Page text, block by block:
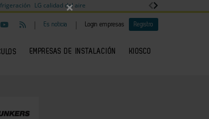
LG calidad del aire
| Es noticia | Login empresas Registro
EMPRESAS DE INSTALACIÓN KIOSCO
×